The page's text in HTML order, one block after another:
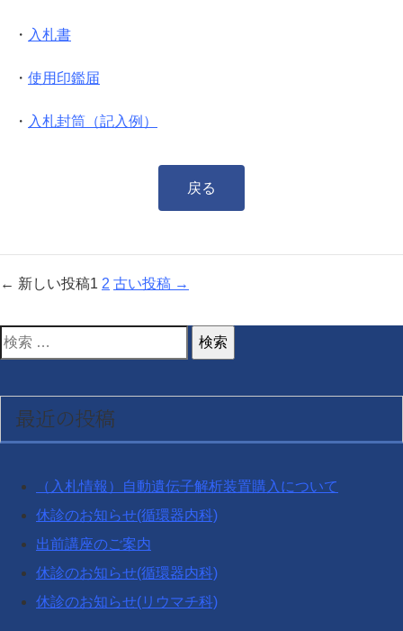
・ 入札書
・ 使用印鑑届
・ 入札封筒（記入例）
戻る
投
の
ペ
ジ
送
り
← 新しい投稿1 2 古い投稿 →
検
対
象:最近の投稿
（入札情報）自動遺伝子解析装置購入について
休診のお知らせ(循環器内科)
出前講座のご案内
休診のお知らせ(循環器内科)
休診のお知らせ(リウマチ科)